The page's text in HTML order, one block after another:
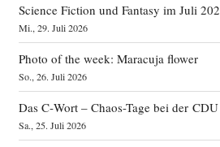
Science Fiction und Fantasy im Juli
Mi., 29. Juli 2026
Photo of the week: Maracuja flower
So., 26. Juli 2026
Das C‑Wort – Chaos-Tage bei der CDU
Sa., 25. Juli 2026